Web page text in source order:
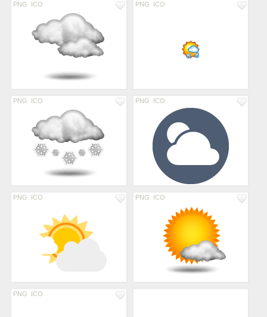
PNG ICO PNG ICO
PNG ICO PNG ICO
PNG ICO PNG ICO
PNG ICO